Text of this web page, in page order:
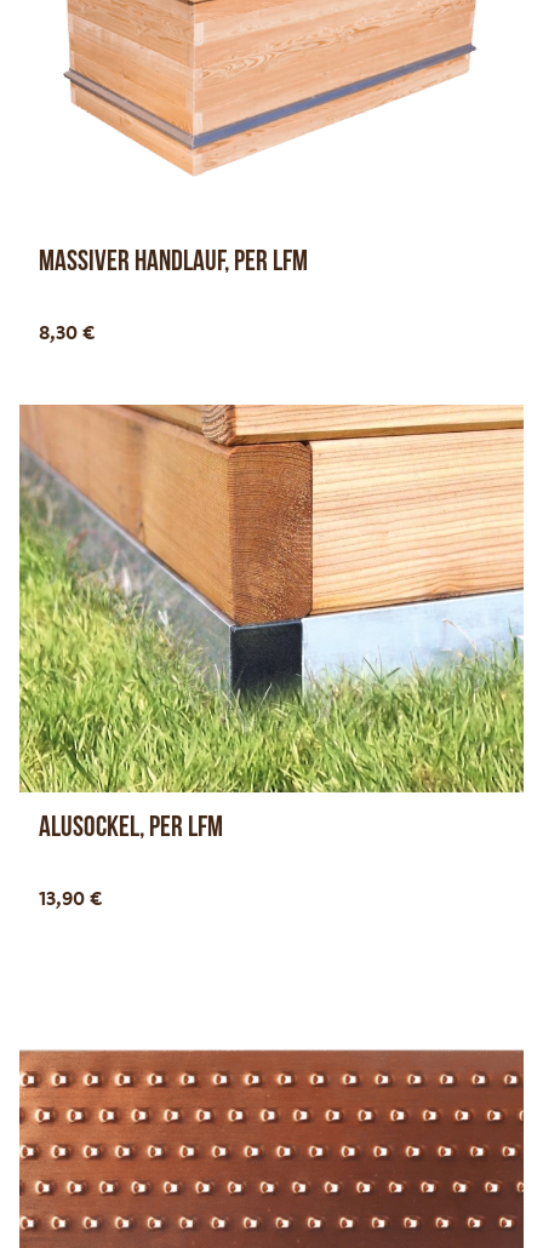
Massiver Handlauf, per lfm
8,30 €
Alusockel, per lfm
13,90 €